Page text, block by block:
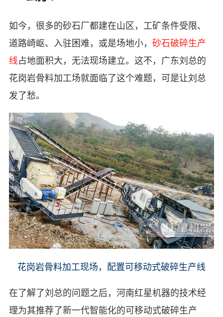
如今，很多的砂石厂都建在山区，工矿条件受限、
道路崎岖、入驻困难，或是场地小， 砂石破碎生产
线占地面积大，无法现场建立。这不，广东刘总的
花岗岩骨料加工场就面临了这个难题，可是让刘总
发了愁。
花岗岩骨料加工现场，配置可移动式破碎生产线
在了解了刘总的问题之后，河南红星机器的技术经
理为其推荐了新一代智能化的可移动式破碎生产